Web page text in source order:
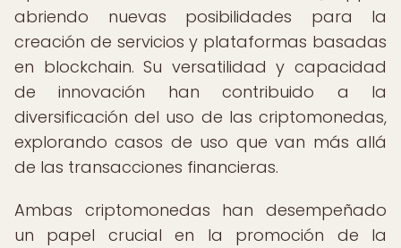
abriendo nuevas posibilidades para la
creación de servicios y plataformas basadas
en blockchain. Su versatilidad y capacidad
de innovación han contribuido a la
diversificación del uso de las criptomonedas,
explorando casos de uso que van más allá
de las transacciones financieras.
Ambas criptomonedas han desempeñado
un papel crucial en la promoción de la